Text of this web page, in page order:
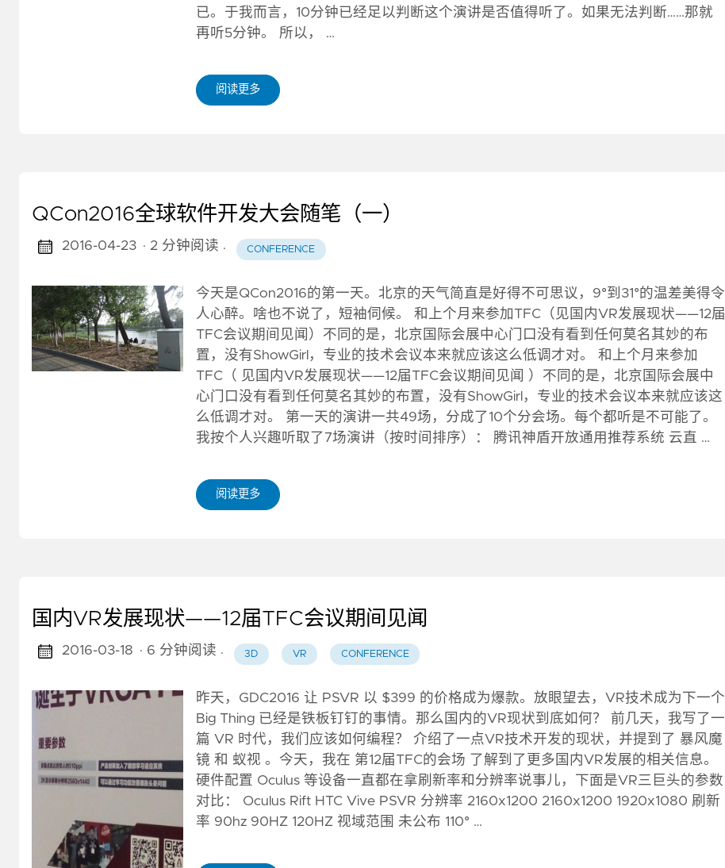
已。于我而言，10分钟已经足以判断这个演讲是否值得听了。如果无法判断……那就
再听5分钟。 所以， …
阅读更多
QCon2016全球软件开发大会随笔（一）
2016-04-23 · 2 分钟阅读 · CONFERENCE
今天是QCon2016的第一天。北京的天气简直是好得不可思议，9°到31°的温差美得令
人心醉。啥也不说了，短袖伺候。 和上个月来参加TFC（见国内VR发展现状——12届
TFC会议期间见闻）不同的是，北京国际会展中心门口没有看到任何莫名其妙的布
置，没有ShowGirl，专业的技术会议本来就应该这么低调才对。 和上个月来参加
TFC（ 见国内VR发展现状——12届TFC会议期间见闻 ）不同的是，北京国际会展中
心门口没有看到任何莫名其妙的布置，没有ShowGirl，专业的技术会议本来就应该这
么低调才对。 第一天的演讲一共49场，分成了10个分会场。每个都听是不可能了。
我按个人兴趣听取了7场演讲（按时间排序）： 腾讯神盾开放通用推荐系统 云直 …
阅读更多
国内VR发展现状——12届TFC会议期间见闻
2016-03-18 · 6 分钟阅读 · 3D VR CONFERENCE
昨天，GDC2016 让 PSVR 以 $399 的价格成为爆款。放眼望去，VR技术成为下一个
Big Thing 已经是铁板钉钉的事情。那么国内的VR现状到底如何？ 前几天，我写了一
篇 VR 时代，我们应该如何编程？ 介绍了一点VR技术开发的现状，并提到了 暴风魔
镜 和 蚁视 。今天，我在 第12届TFC的会场 了解到了更多国内VR发展的相关信息。
硬件配置 Oculus 等设备一直都在拿刷新率和分辨率说事儿，下面是VR三巨头的参数
对比： Oculus Rift HTC Vive PSVR 分辨率 2160x1200 2160x1200 1920x1080 刷新
率 90hz 90HZ 120HZ 视域范围 未公布 110° …